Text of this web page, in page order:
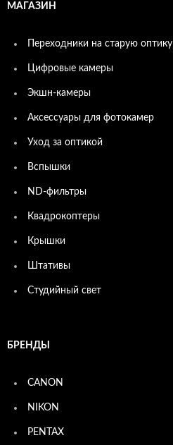
МАГАЗИН
Переходники на старую оптику
Цифровые камеры
Экшн-камеры
Аксессуары для фотокамер
Уход за оптикой
Вспышки
ND-фильтры
Квадрокоптеры
Крышки
Штативы
Студийный свет
БРЕНДЫ
CANON
NIKON
PENTAX